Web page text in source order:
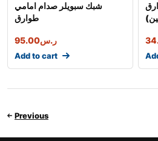
شبك سبويلر صدام امامي
طوارق
ر.س95.00
Add to cart
Previous